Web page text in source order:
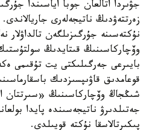
جۋىردا اتالعان جوبا اياسىندا
زەرتتەۋدىڭ ناتيجەلەرى جاريالاندى.
نۇكتەسىنە جۇرگىزىلگەن تالداۋلار
وۆچاركاسىنىڭ قىتايدىڭ سولتۇستىك
بايىرعى جەرگىلىكتى يت تۇقىمى
قوعامدىق قاۋىپسىزدىك
شىڭجاڭ وۆچاركاسىنىڭ «سىرتتان
جەتىلدىرۋ ناتيجەسىندە پايدا
پىكىرتالاسقا نۇكتە قويىلدى.